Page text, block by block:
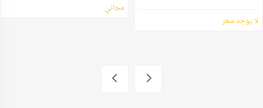
لا يوجد سعر
مجاني